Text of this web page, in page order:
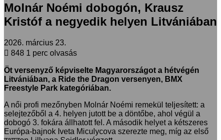
Molnár Noémi dobogón, Krausz
Kristóf a negyedik helyen Litvániában
2026. március 23.
848 1 perc olvasás
Öt versenyző képviselte Magyarországot a hétvégén
Litvániában, a Ride the Dragon versenyen, BMX
Freestyle Park kategóriában.
A női profi mezőnyben Molnár Noémi remekül teljesített: a
selejtezőből a 4. helyen jutott be a döntőbe, ahol végül a
dobogó 3. fokára állhatott fel. A második helyet a kétszeres
Európa-bajnok Iveta Miculycova szerezte meg, míg az első